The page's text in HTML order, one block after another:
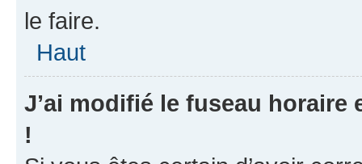
le faire.
Haut
J’ai modifié le fuseau horaire
!